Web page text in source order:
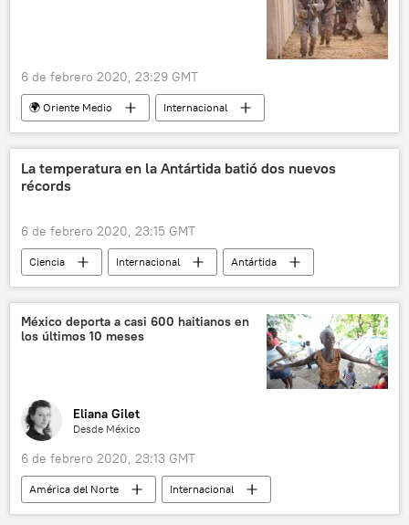
6 de febrero 2020, 23:29 GMT
🌍 Oriente Medio
Internacional
Al Qaeda
EEUU
Yemen
noticias
La temperatura en la Antártida batió dos nuevos
récords
6 de febrero 2020, 23:15 GMT
Ciencia Internacional
Antártida
Argentina
récord noticias
México deporta a casi 600 haitianos en
los últimos 10 meses
Eliana Gilet
Desde México
6 de febrero 2020, 23:13 GMT
América del Norte
Internacional
México
Haití
migración